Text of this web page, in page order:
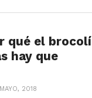
qué el brocolí
hay que
2018